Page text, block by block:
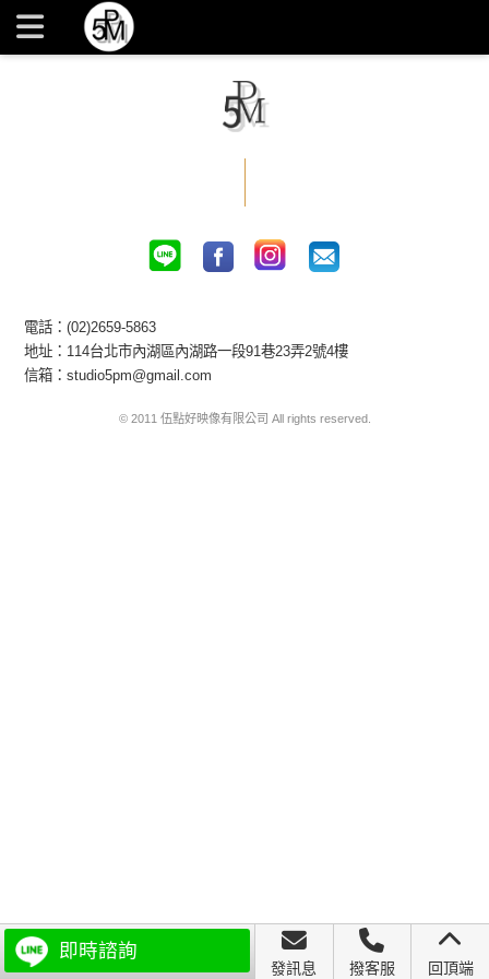
攝影棚場地出租 / 風格：廚房景 | 台北內湖 5PM 伍點商業攝影
電話：(02)2659-5863
地址：114台北市內湖區內湖路一段91巷23弄2號4樓
信箱：studio5pm@gmail.com
© 2011 伍點好映像有限公司 All rights reserved.
即時諮詢
回頂端
撥客服
發訊息